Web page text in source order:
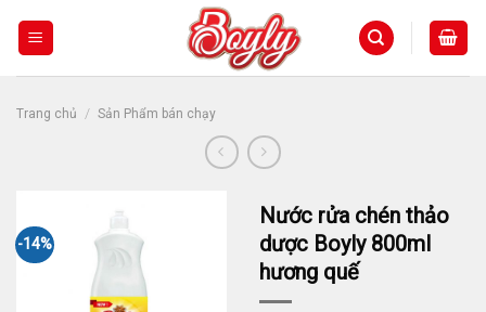
Trang chủ / Sản Phẩm bán chạy
-14%
Nước rửa chén thảo
dược Boyly 800ml
hương quế